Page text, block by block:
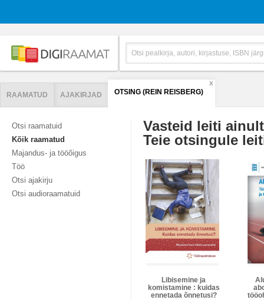
RAAMATUD AJAKIRJAD OTSING (REIN REISBERG)
X
Otsi raamatuid
Kõik raamatud
Majandus- ja tööõigus
Töö
Otsi ajakirju
Otsi audioraamatuid
Vasteid leiti
Teie otsingule
Libisemine ja
komistamine : kuidas
ennetada õnnetusi?